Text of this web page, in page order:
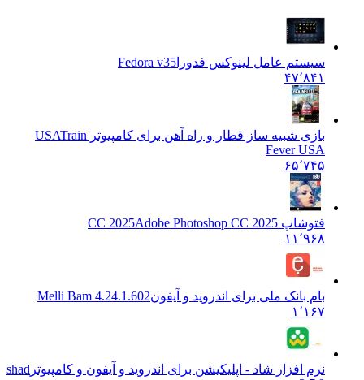
سیستم عامل لینوکس فدورا Fedora v35
۴۷٬۸۴۱
بازی شبیه ساز قطار و راه آهن برای کامپیوتر USA Train
Fever USA
۶۵٬۷۴۵
فتوشاپ CC 2025 Adobe Photoshop CC 2025
۱۱٬۹۶۸
بام بانک ملی برای اندروید و آیفونMelli Bam 4.24.1.602
۱٬۱۶۷
نرم افزار شاد - اپلیکیشن برای اندروید و آیفون و کامپیوتر shad